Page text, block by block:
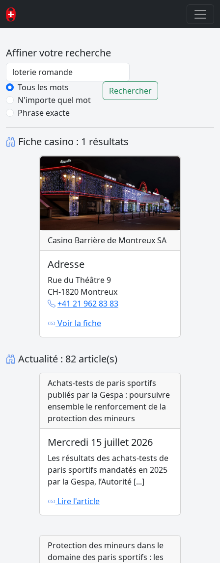
Affiner votre recherche
Password
Tous les mots
N'importe quel mot
Phrase exacte
Rechercher
Fiche casino : 1 résultats
Casino Barrière de Montreux SA
Adresse
Rue du Théâtre 9
CH-1820 Montreux
+41 21 962 83 83
Voir la fiche
Actualité : 82 article(s)
Achats-tests de paris sportifs
publiés par la Gespa : poursuivre
ensemble le renforcement de la
protection des mineurs
Mercredi 15 juillet 2026
Les résultats des achats-tests de
paris sportifs mandatés en 2025
par la Gespa, l’Autorité [...]
Lire l'article
Protection des mineurs dans le
domaine des paris sportifs : les